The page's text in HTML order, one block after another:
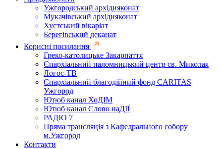
Ужгородський архідияконат
Мукачівський архідияконат
Хустський вікаріат
Берегівський деканат
Корисні посилання
Греко-католицьке Закарпаття
Єпархіальний паломницький центр св. Миколая
Логос-ТВ
Єпархіальний благодійний фонд CARITAS
Ужгород
Ютюб канал ХоДІМ
Ютюб канал Слово наДІЇ
РАДІО 7
Пряма трансляція з Кафедрального собору
м.Ужгород
Контакти